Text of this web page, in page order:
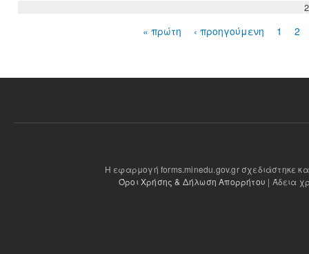
2
« πρώτη ‹ προηγούμενη 1 2
Η εφαρμογή forms.minedu.gov.gr σχεδιάστηκε
Όροι Χρήσης & Δήλωση Απορρήτου | Άδεια